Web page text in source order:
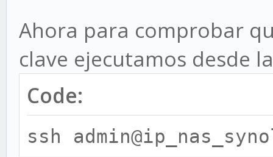
Ahora para comprobar
clave ejecutamos desde
Code:
ssh